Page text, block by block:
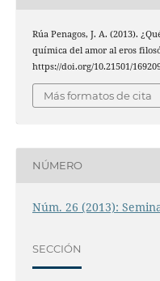
Rúa Penagos, J. A. (2013).
química del amor al eros
https://doi.org/10.21501/
Más formatos de cita
NÚMERO
Núm. 26 (2013):
SECCIÓN